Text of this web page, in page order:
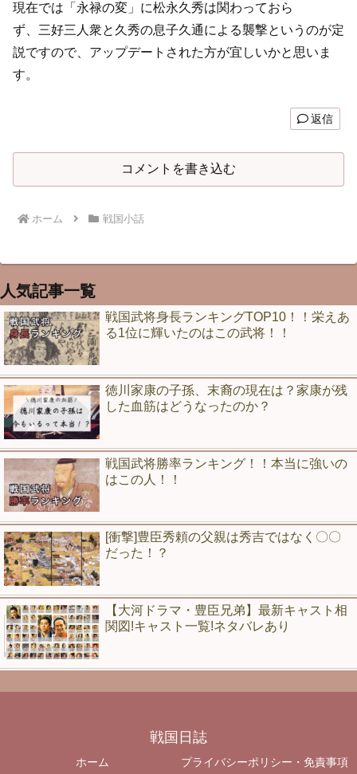
現在では「永禄の変」に松永久秀は関わっておら
ず、三好三人衆と久秀の息子久通による襲撃というのが定
説ですので、アップデートされた方が宜しいかと思いま
す。
返信
コメントを書き込む
ホーム 戦国小話
人気記事一覧
戦国武将身長ランキングTOP10！！栄えあ
る1位に輝いたのはこの武将！！
徳川家康の子孫、末裔の現在は？家康が残
した血筋はどうなったのか？
戦国武将勝率ランキング！！本当に強いの
はこの人！！
[衝撃]豊臣秀頼の父親は秀吉ではなく〇〇
だった！？
【大河ドラマ・豊臣兄弟】最新キャスト相
関図!キャスト一覧!ネタバレあり
戦国日誌
ホーム プライバシーポリシー・免責事項